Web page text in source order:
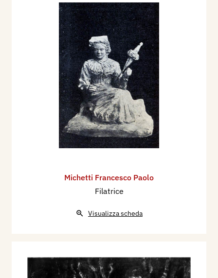
Michetti Francesco Paolo
Filatrice
Visualizza scheda